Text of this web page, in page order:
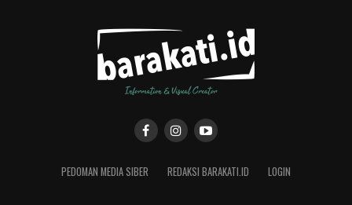
PEDOMAN MEDIA SIBER REDAKSI BARAKATI.ID LOGIN